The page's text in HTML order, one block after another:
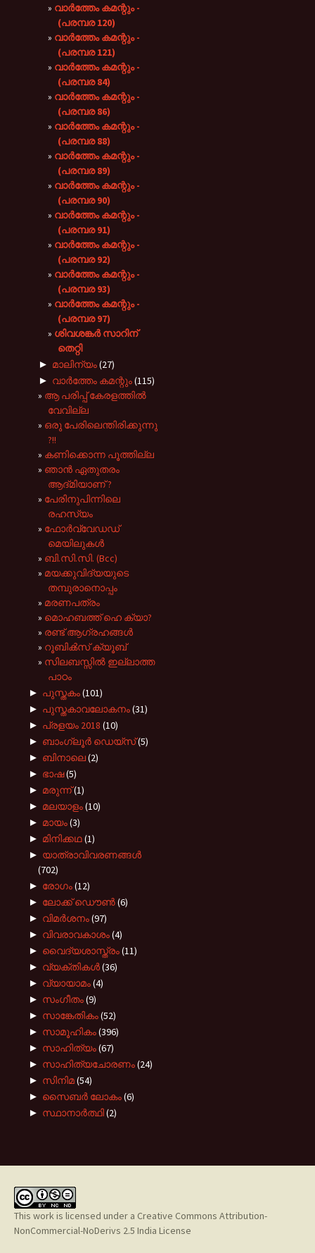
വാർത്തേം കമന്റും -
(പരമ്പര 120)
വാർത്തേം കമന്റും -
(പരമ്പര 121)
വാർത്തേം കമന്റും -
(പരമ്പര 84)
വാർത്തേം കമന്റും -
(പരമ്പര 86)
വാർത്തേം കമന്റും -
(പരമ്പര 88)
വാർത്തേം കമന്റും -
(പരമ്പര 89)
വാർത്തേം കമന്റും -
(പരമ്പര 90)
വാർത്തേം കമന്റും -
(പരമ്പര 91)
വാർത്തേം കമന്റും -
(പരമ്പര 92)
വാർത്തേം കമന്റും -
(പരമ്പര 93)
വാർത്തേം കമന്റും -
(പരമ്പര 97)
ശിവശങ്കർ സാറിന്
തെറ്റി
► മാലിന്യം(27)
► വാർത്തേം കമന്റും(115)
ആ പരിപ്പ് കേരളത്തിൽ
വേവില്ല
ഒരു പേരിലെന്തിരിക്കുന്നു
?!!
കണിക്കൊന്ന പൂത്തില്ല
ഞാൻ ഏതുതരം
ആദ്‌മിയാണ് ?
പേരിനുപിന്നിലെ
രഹസ്യം
ഫോര്‍വ്വേഡഡ്
മെയിലുകള്‍
ബി.സി.സി. (Bcc)
മയക്കുവിദ്യയുടെ
തമ്പുരാനൊപ്പം
മരണപത്രം
മൊഹബത്ത് ഹെ ക്യാ?
രണ്ട് ആഗ്രഹങ്ങള്‍
റൂബിക്‍സ് ക്യൂബ്
സിലബസ്സിൽ ഇല്ലാത്ത
പാഠം
► പുസ്തകം(101)
► പുസ്തകാവലോകനം(31)
► പ്രളയം 2018 (10)
► ബാംഗ്ലൂർ ഡെയ്സ്(5)
► ബിനാലെ(2)
► ഭാഷ(5)
► മരുന്ന്(1)
► മലയാളം(10)
► മായം(3)
► മിനിക്കഥ(1)
► യാത്രാവിവരണങ്ങൾ
(702)
► രോഗം(12)
► ലോക്ക് ഡൌൺ(6)
► വിമർശനം(97)
► വിവരാവകാശം(4)
► വൈദ്യശാസ്ത്രം(11)
► വ്യക്തികൾ(36)
► വ്യായാമം(4)
► സംഗീതം(9)
► സാങ്കേതികം(52)
► സാമൂഹികം(396)
► സാഹിത്യം(67)
► സാഹിത്യചോരണം(24)
► സിനിമ(54)
► സൈബർ ലോകം(6)
► സ്ഥാനാർത്ഥി(2)
This work is licensed under a Creative Commons Attribution-
NonCommercial-NoDerivs 2.5 India License